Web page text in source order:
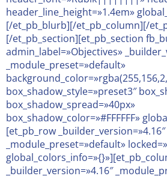
header_line_height=»1.4em»
[/et_pb_blurb][/et_pb_column][/
[/et_pb_section][et_pb_section
admin_label=»Objectives»
_module_preset=»default»
box_shadow_style=»preset3″
box_shadow_spread=»40px»
box_shadow_color=»#FFFFFF»
[et_pb_row _builder_version=»4.16″
_module_preset=»default»
_builder_version=»4.16″